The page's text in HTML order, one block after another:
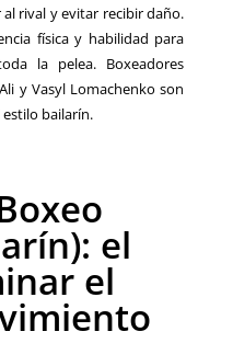
rival y evitar recibir daño.
física y habilidad para
la pelea. Boxeadores
y Vasyl Lomachenko son
bailarín.
el
el